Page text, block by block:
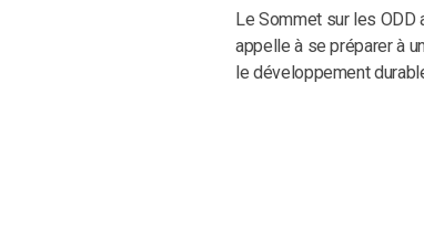
Le Sommet sur les ODD
appelle à se préparer à
le développement